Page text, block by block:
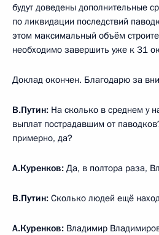
будут доведены дополнительные
по ликвидации последствий
этом максимальный объём
необходимо завершить уже к 31
Доклад окончен. Благодарю за
В.Путин: На сколько в среднем у
выплат пострадавшим от
примерно, да?
А.Куренков: Да, в полтора раза,
В.Путин: Сколько людей ещё
А.Куренков: Владимир